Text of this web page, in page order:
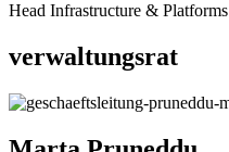
Head Infrastructure & Platforms
verwaltungsrat